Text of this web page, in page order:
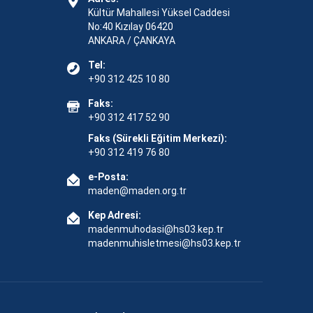
Kültür Mahallesi Yüksel Caddesi
No:40 Kızılay 06420
ANKARA / ÇANKAYA
Tel:
+90 312 425 10 80
Faks:
+90 312 417 52 90
Faks (Sürekli Eğitim Merkezi):
+90 312 419 76 80
e-Posta:
maden@maden.org.tr
Kep Adresi:
madenmuhodasi@hs03.kep.tr
madenmuhisletmesi@hs03.kep.tr